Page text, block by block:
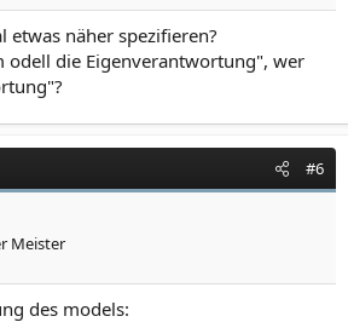
etwas näher spezifieren?
odell die Eigenverantwortung", wer
#6
Meister
des models: